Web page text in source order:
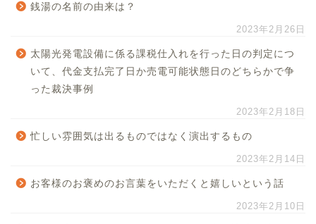
銭湯の名前の由来は？
2023年2月26日
太陽光発電設備に係る課税仕入れを行った日の判定につ
いて、代金支払完了日か売電可能状態日のどちらかで争
った裁決事例
2023年2月18日
忙しい雰囲気は出るものではなく演出するもの
2023年2月14日
お客様のお褒めのお言葉をいただくと嬉しいという話
2023年2月10日